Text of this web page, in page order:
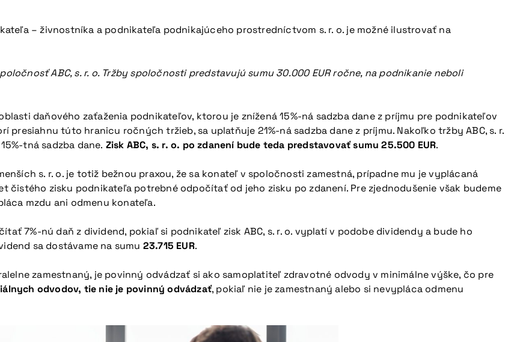
– živnostníka a podnikateľa podnikajúceho prostredníctvom s. r. o. je možné ilustrovať na
ABC, s. r. o. Tržby spoločnosti predstavujú sumu 30.000 EUR ročne, na podnikanie neboli
daňového zaťaženia podnikateľov, ktorou je znížená 15%-ná sadzba dane z príjmu pre podnikateľov
presiahnu túto hranicu ročných tržieb, sa uplatňuje 21%-ná sadzba dane z príjmu. Nakoľko tržby ABC, s. r.
tná sadzba dane. Zisk ABC, s. r. o. po zdanení bude teda predstavovať sumu 25.500 EUR.
s. r. o. je totiž bežnou praxou, že sa konateľ v spoločnosti zamestná, prípadne mu je vyplácaná
čistého zisku podnikateľa potrebné odpočítať od jeho zisku po zdanení. Pre zjednodušenie však budeme
mzdu ani odmenu konateľa.
7%-nú daň z dividend, pokiaľ si podnikateľ zisk ABC, s. r. o. vyplatí v podobe dividendy a bude ho
sa dostávame na sumu 23.715 EUR.
zamestnaný, je povinný odvádzať si ako samoplatiteľ zdravotné odvody v minimálne výške, čo pre
odvodov, tie nie je povinný odvádzať, pokiaľ nie je zamestnaný alebo si nevypláca odmenu